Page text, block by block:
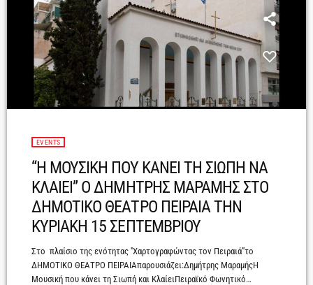
EVENTS
“Η ΜΟΥΣΙΚΗ ΠΟΥ ΚΑΝΕΙ ΤΗ ΣΙΩΠΗ ΝΑ
ΚΛΑΙΕΙ” Ο ΔΗΜΗΤΡΗΣ ΜΑΡΑΜΗΣ ΣΤΟ
ΔΗΜΟΤΙΚΟ ΘΕΑΤΡΟ ΠΕΙΡΑΙΑ ΤΗΝ
ΚΥΡΙΑΚΗ 15 ΣΕΠΤΕΜΒΡΙΟΥ
Στο πλαίσιο της ενότητας ''Χαρτογραφώντας τον Πειραιά”το
ΔΗΜΟΤΙΚΟ ΘΕΑΤΡΟ ΠΕΙΡΑΙΑπαρουσιάζει:Δημήτρης ΜαραμήςΗ
Μουσική που κάνει τη Σιωπή και ΚλαίειΠειραϊκό Φωνητικό